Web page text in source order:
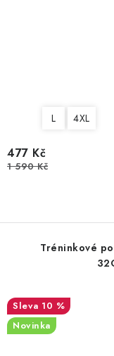
L 4XL
477 Kč
1 590 Kč
Tréninkové
10 %
Novinka